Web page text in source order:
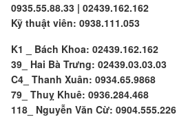
0935.55.88.33 | 02439.162.162
Kỹ thuật viên: 0938.111.053
K1 _ Bách Khoa: 02439.162.162
39_ Hai Bà Trưng: 02439.03.03.03
C4_ Thanh Xuân: 0934.65.9868
79_ Thuỵ Khuê: 0936.284.468
118_ Nguyễn Văn Cừ: 0904.555.226